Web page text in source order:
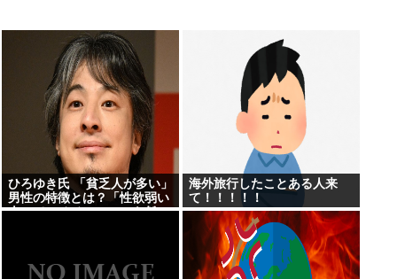
ひろゆき氏 「貧乏人が多い」
男性の特徴とは？「性欲弱い
人ってモチベーションも低い
海外旅行したことある人来
て！！！！！